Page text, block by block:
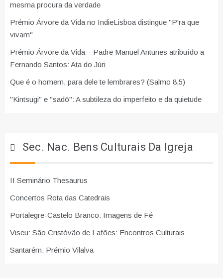
mesma procura da verdade
Prémio Árvore da Vida no IndieLisboa distingue "P'ra que
vivam"
Prémio Árvore da Vida – Padre Manuel Antunes atribuído a
Fernando Santos: Ata do Júri
Que é o homem, para dele te lembrares? (Salmo 8,5)
"Kintsugi" e "sadō": A subtileza do imperfeito e da quietude
Sec. Nac. Bens Culturais Da Igreja
II Seminário Thesaurus
Concertos Rota das Catedrais
Portalegre-Castelo Branco: Imagens de Fé
Viseu: São Cristóvão de Lafões: Encontros Culturais
Santarém: Prémio Vilalva